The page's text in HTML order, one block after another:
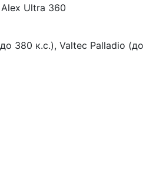
Alex Ultra 360
380 к.с.), Valtec Palladio (до